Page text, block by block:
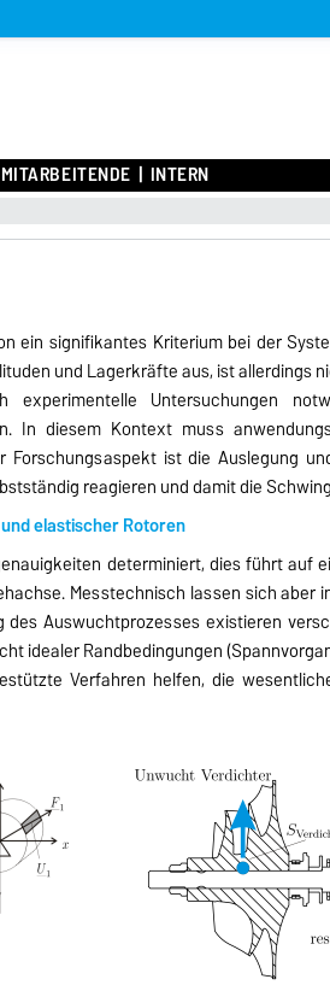
MITARBEITENDE INTERN
ein signifikantes Kriterium bei der
und Lagerkräfte aus, ist allerdings
experimentelle Untersuchungen
In diesem Kontext muss
ist die Auslegung
reagieren und damit die
elastischer Rotoren
determiniert, dies führt auf
Messtechnisch lassen sich aber
Auswuchtprozesses existieren
idealer Randbedingungen
Verfahren helfen, die